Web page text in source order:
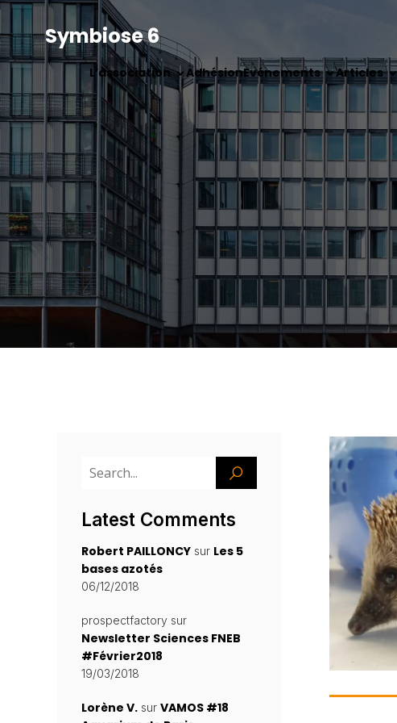
Symbiose 6
L’association AdhésionEvénements Articles
Latest Comments
Robert PAILLONCY sur Les 5
bases azotés
06/12/2018
prospectfactory sur
Newsletter Sciences FNEB
#Février2018
19/03/2018
Lorène V. sur VAMOS #18